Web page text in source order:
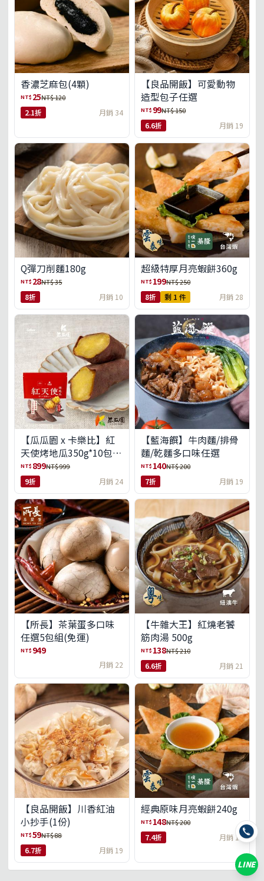
香濃芝麻包(4顆)
NT$ 25NT$ 120
2.1折 月銷 34
【良品開飯】可愛動物
造型包子任選
NT$ 99NT$ 150
6.6折 月銷 19
Q彈刀削麵180g
NT$ 28NT$ 35
8折 月銷 10
超級特厚月亮蝦餅360g
NT$ 199NT$ 250
8折 剩 1 件 月銷 28
【瓜瓜園 x 卡樂比】紅
天使烤地瓜350g*10包
(免運組)
NT$ 899NT$ 999
9折 月銷 24
【藍海饌】牛肉麵/排骨
麵/乾麵多口味任選
NT$ 140NT$ 200
7折 月銷 19
【所長】茶葉蛋多口味
任選5包組(免運)
NT$ 949
月銷 22
【牛雜大王】紅燒老饕
筋肉湯 500g
NT$ 138NT$ 210
6.6折 月銷 21
【良品開飯】川香紅油
小抄手(1份)
NT$59NT$ 88
6.7折 月銷 19
經典原味月亮蝦餅240g
NT$ 148NT$ 200
7.4折 月銷 10
LINE